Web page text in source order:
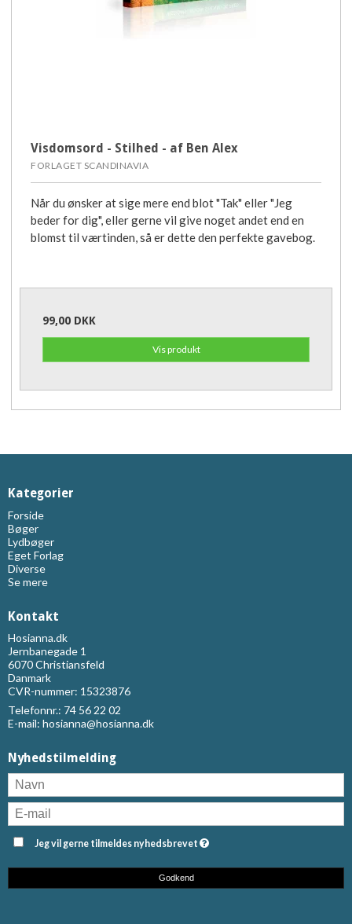
Visdomsord - Stilhed - af Ben Alex
FORLAGET SCANDINAVIA
Når du ønsker at sige mere end blot "Tak" eller "Jeg
beder for dig", eller gerne vil give noget andet end en
blomst til værtinden, så er dette den perfekte gavebog.
99,00 DKK
Vis produkt
Kategorier
Forside
Bøger
Lydbøger
Eget Forlag
Diverse
Se mere
Kontakt
Hosianna.dk
Jernbanegade 1
6070 Christiansfeld
Danmark
CVR-nummer: 15323876
Telefonnr.: 74 56 22 02
E-mail: hosianna@hosianna.dk
Nyhedstilmelding
Jeg vil gerne tilmeldes nyhedsbrevet
Godkend